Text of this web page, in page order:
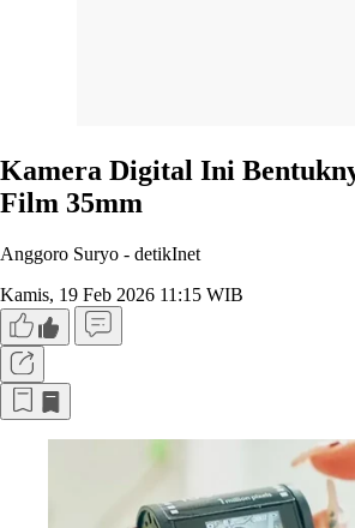
Kamera Digital Ini
Film 35mm
Anggoro Suryo - detikInet
Kamis, 19 Feb 2026 11:15 WIB